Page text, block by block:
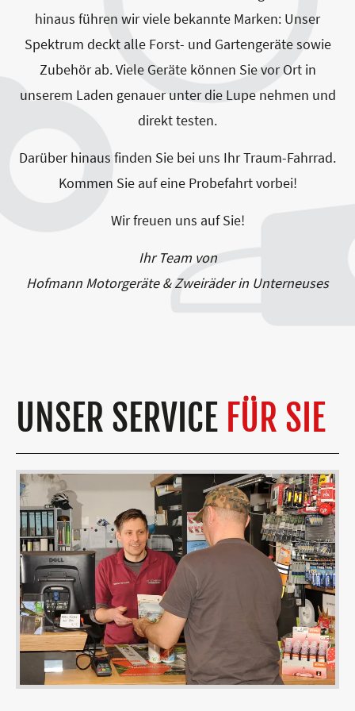
hinaus führen wir viele bekannte Marken: Unser
Spektrum deckt alle Forst- und Gartengeräte sowie
Zubehör ab. Viele Geräte können Sie vor Ort in
unserem Laden genauer unter die Lupe nehmen und
direkt testen.
Darüber hinaus finden Sie bei uns Ihr Traum-Fahrrad.
Kommen Sie auf eine Probefahrt vorbei!
Wir freuen uns auf Sie!
Ihr Team von
Hofmann Motorgeräte & Zweiräder in Unterneuses
UNSER SERVICE FÜR SIE